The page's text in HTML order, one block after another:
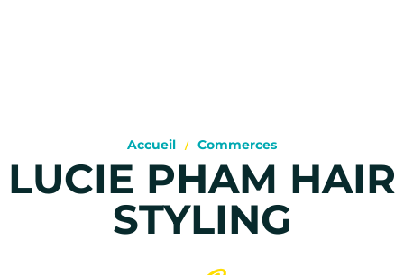
Accueil Commerces
LUCIE PHAM HAIR
STYLING